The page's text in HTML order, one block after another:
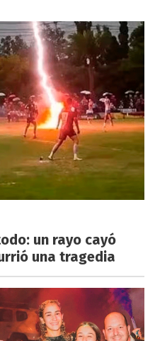
un rayo cayó
una tragedia